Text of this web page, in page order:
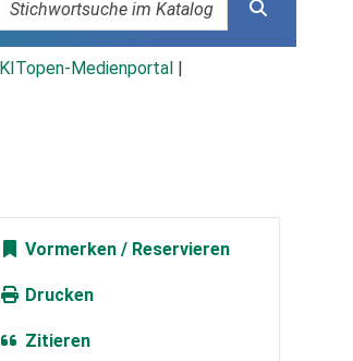
KITopen-Medienportal
Vormerken
Drucken
Zitieren